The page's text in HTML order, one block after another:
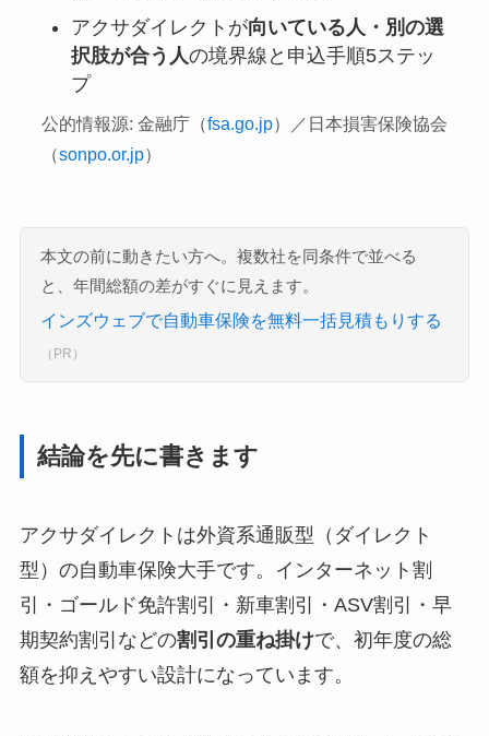
アクサダイレクトが向いている人・別の選
択肢が合う人の境界線と申込手順5ステッ
プ
公的情報源: 金融庁（fsa.go.jp）／日本損害保険協会
（sonpo.or.jp）
本文の前に動きたい方へ。複数社を同条件で並べる
と、年間総額の差がすぐに見えます。
インズウェブで自動車保険を無料一括見積もりする
（PR）
結論を先に書きます
アクサダイレクトは外資系通販型（ダイレクト
型）の自動車保険大手です。インターネット割
引・ゴールド免許割引・新車割引・ASV割引・早
期契約割引などの割引の重ね掛けで、初年度の総
額を抑えやすい設計になっています。